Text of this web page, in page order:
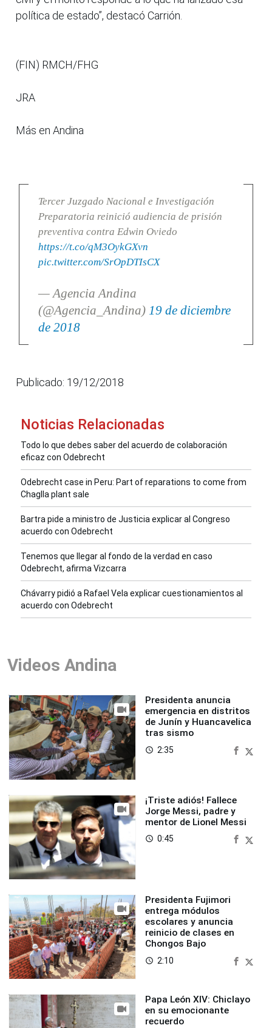
política de estado”, destacó Carrión.
(FIN) RMCH/FHG
JRA
Más en Andina
Tercer Juzgado Nacional e Investigación
Preparatoria reinició audiencia de prisión
preventiva contra Edwin Oviedo
https://t.co/qM3OykGXvn
pic.twitter.com/SrOpDTIsCX
— Agencia Andina
(@Agencia_Andina) 19 de diciembre
de 2018
Publicado: 19/12/2018
Noticias Relacionadas
Todo lo que debes saber del acuerdo de colaboración
eficaz con Odebrecht
Odebrecht case in Peru: Part of reparations to come from
Chaglla plant sale
Bartra pide a ministro de Justicia explicar al Congreso
acuerdo con Odebrecht
Tenemos que llegar al fondo de la verdad en caso
Odebrecht, afirma Vizcarra
Chávarry pidió a Rafael Vela explicar cuestionamientos al
acuerdo con Odebrecht
Videos Andina
Presidenta anuncia
emergencia en distritos
de Junín y Huancavelica
tras sismo
access_time 2:35
¡Triste adiós! Fallece
Jorge Messi, padre y
mentor de Lionel Messi
access_time 0:45
Presidenta Fujimori
entrega módulos
escolares y anuncia
reinicio de clases en
Chongos Bajo
access_time 2:10
Papa León XIV: Chiclayo
en su emocionante
recuerdo